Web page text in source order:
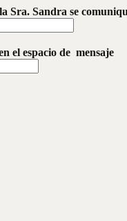
Sra. Sandra se
el espacio de mensaje